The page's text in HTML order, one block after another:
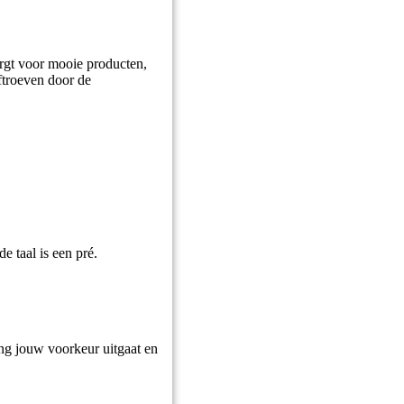
voor mooie producten,
door de
taal is een pré.
jouw voorkeur uitgaat en